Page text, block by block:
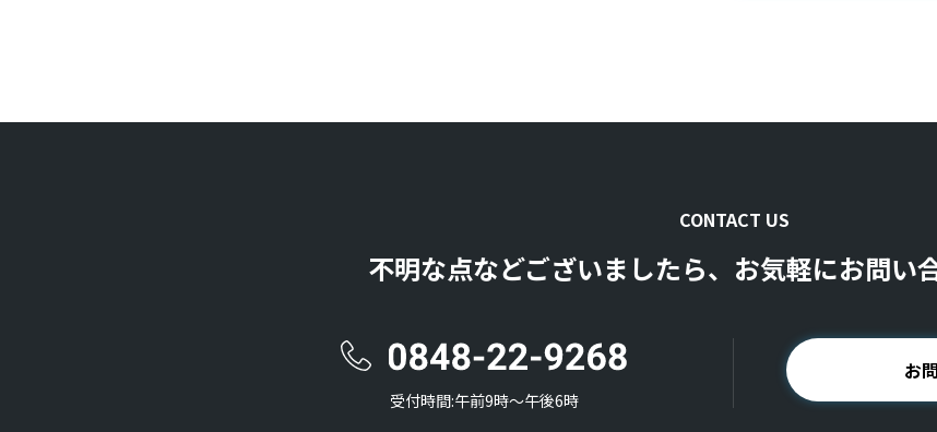
CONTACT US
不明な点などございましたら、お気軽にお問い
受付時間:午前9時〜午後6時
お